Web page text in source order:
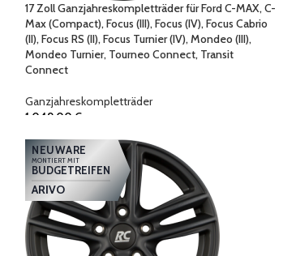
17 Zoll Ganzjahreskompletträder für Ford C-MAX, C-
Max (Compact), Focus (III), Focus (IV), Focus Cabrio
(II), Focus RS (II), Focus Turnier (IV), Mondeo (III),
Mondeo Turnier, Tourneo Connect, Transit
Connect
Ganzjahreskompletträder
1.049,00 €
NEUWARE
MONTIERT MIT
BUDGETREIFEN
ARIVO